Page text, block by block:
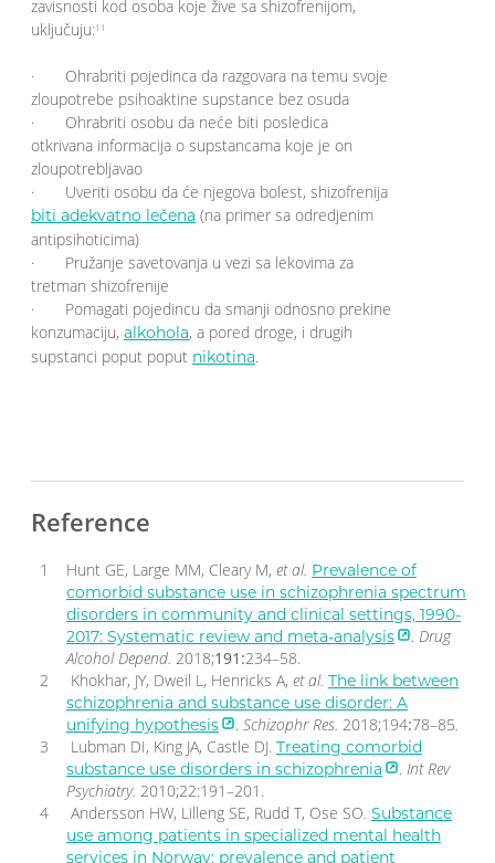
zavisnosti kod osoba koje žive sa shizofrenijom,
uključuju:11
· Ohrabriti pojedinca da razgovara na temu svoje
zloupotrebe psihoaktine supstance bez osuda
· Ohrabriti osobu da neće biti posledica
otkrivana informacija o supstancama koje je on
zloupotrebljavao
· Uveriti osobu da će njegova bolest, shizofrenija
biti adekvatno lečena (na primer sa odredjenim
antipsihoticima)
· Pružanje savetovanja u vezi sa lekovima za
tretman shizofrenije
· Pomagati pojedincu da smanji odnosno prekine
konzumaciju, alkohola, a pored droge, i drugih
supstanci poput poput nikotina.
Reference
Hunt GE, Large MM, Cleary M, et al. Prevalence of
comorbid substance use in schizophrenia spectrum
disorders in community and clinical settings, 1990-
2017: Systematic review and meta-analysis
. Drug
Alcohol Depend. 2018;191:234–58.
Khokhar, JY, Dweil L, Henricks A, et al. The link between
schizophrenia and substance use disorder: A
unifying hypothesis
. Schizophr Res. 2018;194:78–85.
Lubman DI, King JA, Castle DJ. Treating comorbid
substance use disorders in schizophrenia
. Int Rev
Psychiatry. 2010;22:191–201.
Andersson HW, Lilleng SE, Rudd T, Ose SO. Substance
use among patients in specialized mental health
services in Norway: prevalence and patient